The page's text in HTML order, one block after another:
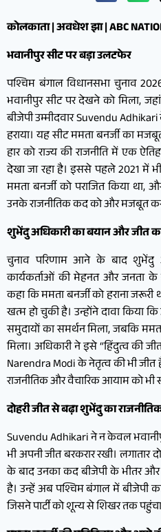
कोलकाता | अवधेश झा | ABC
भवानीपुर सीट पर बड़ा उलटफेर
पश्चिम बंगाल विधानसभा चुनाव
भवानीपुर सीट पर देखने को मिला,
बीजेपी उम्मीदवार Suvendu
हराया। यह सीट ममता बनर्जी का
हार को राज्य की राजनीति में एक
देखा जा रहा है। इससे पहले 2021 में
ममता बनर्जी को पराजित किया था,
उनके राजनीतिक कद को और मजबूत कर
शुभेंदु अधिकारी का बयान और जीत
चुनाव परिणाम आने के बाद शुभेंदु
कार्यकर्ताओं की मेहनत और जनता के
कहा कि ममता बनर्जी को हराना
खत्म हो चुकी है। उन्होंने दावा किया
समुदायों का समर्थन मिला, जबकि
मिला। अधिकारी ने इसे “हिंदुत्व की
Narendra Modi के नेतृत्व की भी जीत
राजनीतिक और वैचारिक आयाम को भी
दोहरी जीत से बढ़ा शुभेंदु का
Suvendu Adhikari ने न केवल
भी अपनी जीत बरकरार रखी। लगातार
के बाद उनका कद बीजेपी के भीतर और
है। उन्हें अब पश्चिम बंगाल में बीजेपी
जिसने पार्टी को शून्य से शिखर तक